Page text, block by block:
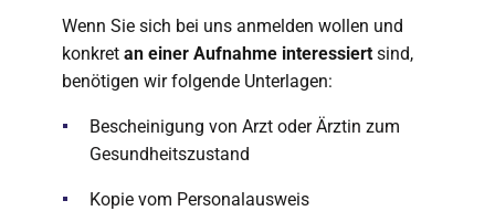
Wenn Sie sich bei uns anmelden wollen und
konkret an einer Aufnahme interessiert sind,
benötigen wir folgende Unterlagen:
Bescheinigung von Arzt oder Ärztin zum
Gesundheitszustand
Kopie vom Personalausweis